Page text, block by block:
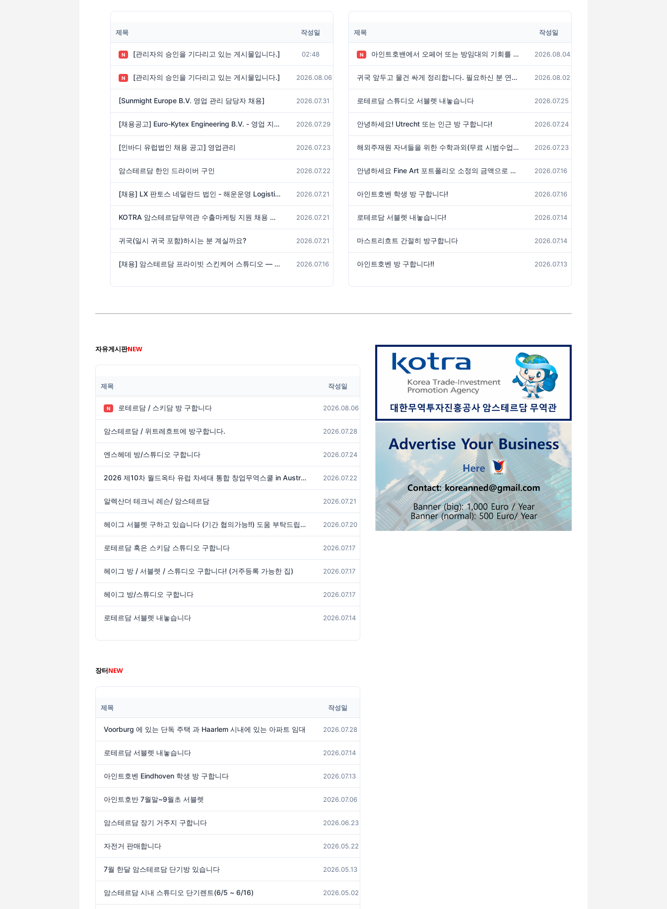
제목 작성일
N [관리자의 승인을 기다리고 있는 게시물입니다.] 02:48
N [관리자의 승인을 기다리고 있는 게시물입니다.] 2026.08.06
[Sunmight Europe B.V. 영업 관리 담당자 채용] 2026.07.31
[채용공고] Euro-Kytex Engineering B.V. - 영업 지원 (로테르담) 2026.07.29
[인바디 유럽법인 채용 공고] 영업관리 2026.07.23
암스테르담 한인 드라이버 구인 2026.07.22
[채용] LX 판토스 네덜란드 법인 - 해운운영 Logistics Coordinator 및 물류센터 Logistics Planner 모집 안내 2026.07.21
KOTRA 암스테르담무역관 수출마케팅 지원 채용 공고 2026.07.21
귀국(일시 귀국 포함)하시는 분 계실까요? 2026.07.21
[채용] 암스테르담 프라이빗 스킨케어 스튜디오 — 피부관리 경력자 모집 (파트타임·교육 지원) 2026.07.16
제목 작성일
N 아인트호밴에서 오페어 또는 방임대의 기회를 구합니다 2026.08.04
귀국 앞두고 물건 싸게 정리합니다. 필요하신 분 연락주세요! 2026.08.02
로테르담 스튜디오 서블렛 내놓습니다 2026.07.25
안녕하세요! Utrecht 또는 인근 방 구합니다! 2026.07.24
해외주재원 자녀들을 위한 수학과외(무료 시범수업 있습니다.) 2026.07.23
안녕하세요 Fine Art 포트폴리오 소정의 금액으로 봐드립니다! 2026.07.16
아인트호벤 학생 방 구합니다! 2026.07.16
로테르담 서블렛 내놓습니다! 2026.07.14
마스트리흐트 간절히 방구합니다 2026.07.14
아인트호벤 방 구합니다!! 2026.07.13
자유게시판NEW
제목 작성일
N 로테르담 / 스키담 방 구합니다 2026.08.06
암스테르담 / 위트레흐트에 방구합니다. 2026.07.28
엔스헤데 방/스튜디오 구합니다 2026.07.24
2026 제10차 월드옥타 유럽 차세대 통합 창업무역스쿨 in Austria Vienna 2026.07.22
알렉산더 테크닉 레슨/ 암스테르담 2026.07.21
헤이그 서블렛 구하고 있습니다 (기간 협의가능!!) 도움 부탁드립니다! 2026.07.20
로테르담 혹은 스키담 스튜디오 구합니다 2026.07.17
헤이그 방 / 서블렛 / 스튜디오 구합니다! (거주등록 가능한 집) 2026.07.17
헤이그 방/스튜디오 구합니다 2026.07.17
로테르담 서블렛 내놓습니다 2026.07.14
장터NEW
제목 작성일
Voorburg 에 있는 단독 주택 과 Haarlem 시내에 있는 아파트 임대 2026.07.28
로테르담 서블렛 내놓습니다 2026.07.14
아인트호벤 Eindhoven 학생 방 구합니다 2026.07.13
아인트호반 7월말~9월초 서블렛 2026.07.06
암스테르담 장기 거주지 구합니다 2026.06.23
자전거 판매합니다 2026.05.22
7월 한달 암스테르담 단기방 있습니다 2026.05.13
암스테르담 시내 스튜디오 단기렌트(6/5 ~ 6/16) 2026.05.02